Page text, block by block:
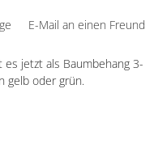
E-Mail an einen Freund
es jetzt als Baumbehang 3-
gelb oder grün.